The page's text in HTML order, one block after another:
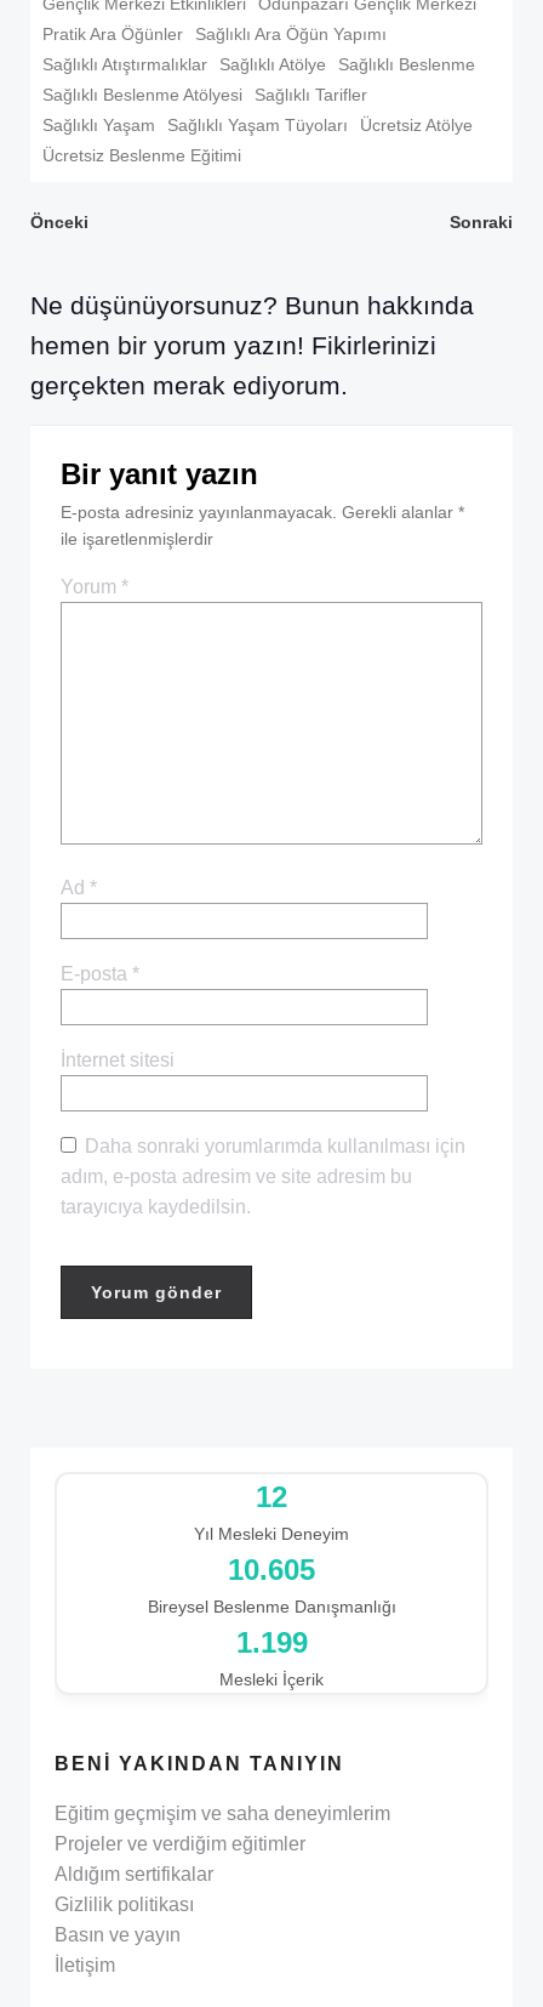
Pratik Ara Öğünler
Sağlıklı Ara Öğün Yapımı
Sağlıklı Atıştırmalıklar
Sağlıklı Atölye
Sağlıklı Beslenme
Sağlıklı Beslenme Atölyesi
Sağlıklı Tarifler
Sağlıklı Yaşam
Sağlıklı Yaşam Tüyoları
Ücretsiz Atölye
Ücretsiz Beslenme Eğitimi
Yazı
dolaşımı
Önceki
dolaşımı
Sonraki
Ne düşünüyorsunuz? Bunun hakkında
hemen bir yorum yazın! Fikirlerinizi
gerçekten merak ediyorum.
Bir yanıt yazın
E-posta adresiniz yayınlanmayacak. Gerekli alanlar *
ile işaretlenmişlerdir
Yorum *
Ad *
E-posta *
İnternet sitesi
Daha sonraki yorumlarımda kullanılması için
adım, e-posta adresim ve site adresim bu
tarayıcıya kaydedilsin.
12
Yıl Mesleki Deneyim
12.120
Bireysel Beslenme Danışmanlığı
1.199
Mesleki İçerik
BENI YAKINDAN TANIYIN
Eğitim geçmişim ve saha deneyimlerim
Projeler ve verdiğim eğitimler
Aldığım sertifikalar
Gizlilik politikası
Basın ve yayın
İletişim